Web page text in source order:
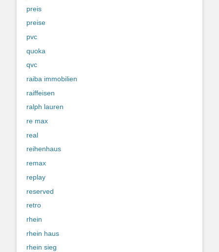
preis
preise
pvc
quoka
qvc
raiba immobilien
raiffeisen
ralph lauren
re max
real
reihenhaus
remax
replay
reserved
retro
rhein
rhein haus
rhein sieg